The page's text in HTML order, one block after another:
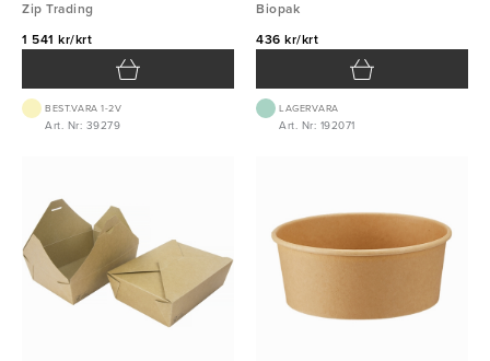
Zip Trading
1 541 kr/krt
BEST.VARA 1-2V
Art. Nr: 39279
Biopak
436 kr/krt
LAGERVARA
Art. Nr: 192071